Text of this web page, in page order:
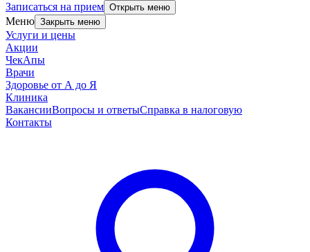
Записаться на прием Открыть меню
Меню Закрыть меню
Услуги и цены
Акции
ЧекАпы
Врачи
Здоровье от А до Я
Клиника
ВакансииВопросы и ответыСправка в налоговую
Контакты